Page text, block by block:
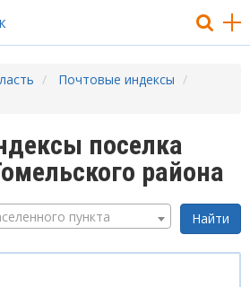
Почтовые индексы
поселка
района
пункта